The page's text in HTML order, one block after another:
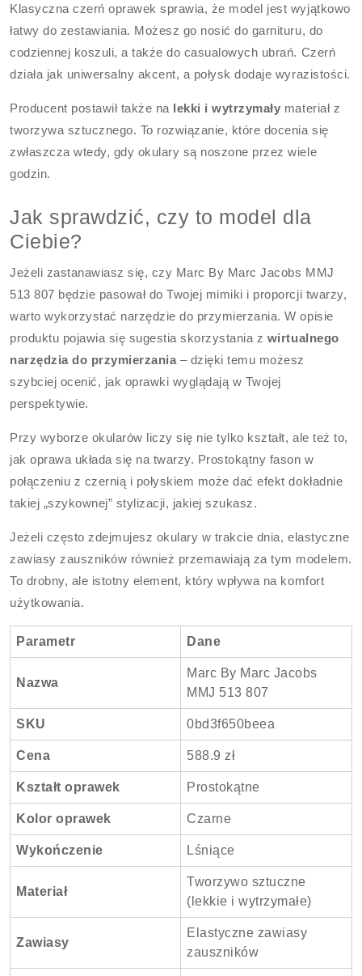
Klasyczna czerń oprawek sprawia, że model jest wyjątkowo
łatwy do zestawiania. Możesz go nosić do garnituru, do
codziennej koszuli, a także do casualowych ubrań. Czerń
działa jak uniwersalny akcent, a połysk dodaje wyrazistości.
Producent postawił także na lekki i wytrzymały materiał z
tworzywa sztucznego. To rozwiązanie, które docenia się
zwłaszcza wtedy, gdy okulary są noszone przez wiele
godzin.
Jak sprawdzić, czy to model dla
Ciebie?
Jeżeli zastanawiasz się, czy Marc By Marc Jacobs MMJ
513 807 będzie pasował do Twojej mimiki i proporcji twarzy,
warto wykorzystać narzędzie do przymierzania. W opisie
produktu pojawia się sugestia skorzystania z wirtualnego
narzędzia do przymierzania – dzięki temu możesz
szybciej ocenić, jak oprawki wyglądają w Twojej
perspektywie.
Przy wyborze okularów liczy się nie tylko kształt, ale też to,
jak oprawa układa się na twarzy. Prostokątny fason w
połączeniu z czernią i połyskiem może dać efekt dokładnie
takiej „szykownej” stylizacji, jakiej szukasz.
Jeżeli często zdejmujesz okulary w trakcie dnia, elastyczne
zawiasy zauszników również przemawiają za tym modelem.
To drobny, ale istotny element, który wpływa na komfort
użytkowania.
Parametr Dane
Nazwa
Marc By Marc Jacobs
MMJ 513 807
SKU 0bd3f650beea
Cena 588.9 zł
Kształt oprawek Prostokątne
Kolor oprawek Czarne
Wykończenie Lśniące
Materiał
Tworzywo sztuczne
(lekkie i wytrzymałe)
Zawiasy
Elastyczne zawiasy
zauszników